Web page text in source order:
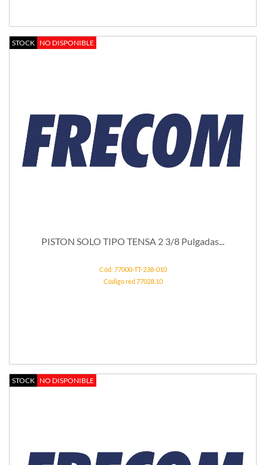
STOCK NO DISPONIBLE
PISTON SOLO TIPO TENSA 2 3/8 Pulgadas...
Cód: 77000-TT-238-010
Código red 77028.10
STOCK NO DISPONIBLE